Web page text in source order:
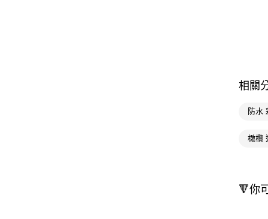
相關
防水
橄欖
🔻你